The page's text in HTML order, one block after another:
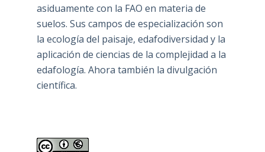
asiduamente con la FAO en materia de
suelos. Sus campos de especialización son
la ecología del paisaje, edafodiversidad y la
aplicación de ciencias de la complejidad a la
edafología. Ahora también la divulgación
científica.